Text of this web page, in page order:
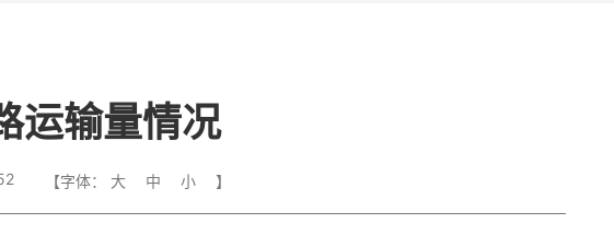
运输量情况
【字体： 大 中 小 】